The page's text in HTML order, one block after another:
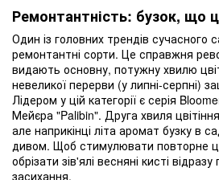
Ремонтантність: бузок, що
Один із головних трендів сучасного
ремонтантні сорти. Це справжня
видають основну, потужну хвилю
невеликої перерви (у липні-серпні)
Лідером у цій категорії є серія
Мейєра "Palibin". Друга хвиля
але наприкінці літа аромат бузку в
дивом. Щоб стимулювати повторне
обрізати зів'ялі весняні кисті відразу
засихання.